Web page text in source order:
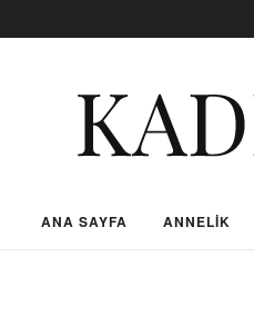
ANA SAYFA ANNELIK